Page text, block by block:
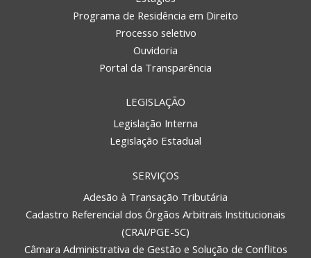
Programa de Residência em Direito
Processo seletivo
Ouvidoria
Portal da Transparência
LEGISLAÇÃO
Legislação Interna
Legislação Estadual
SERVIÇOS
Adesão à Transação Tributária
Cadastro Referencial dos Órgãos Arbitrais Institucionais
(CRAI/PGE-SC)
Câmara Administrativa de Gestão e Solução de Conflitos